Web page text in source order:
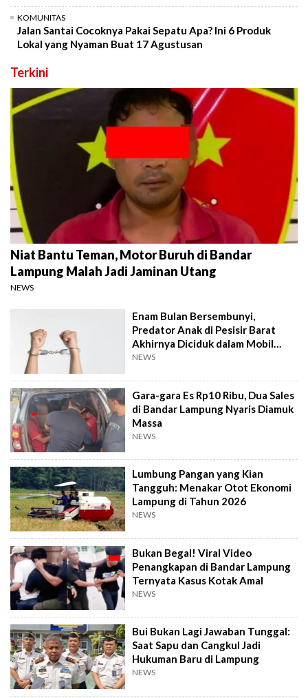
KOMUNITAS
Jalan Santai Cocoknya Pakai Sepatu Apa? Ini 6 Produk
Lokal yang Nyaman Buat 17 Agustusan
Terkini
Niat Bantu Teman, Motor Buruh di Bandar
Lampung Malah Jadi Jaminan Utang
NEWS
Enam Bulan Bersembunyi,
Predator Anak di Pesisir Barat
Akhirnya Diciduk dalam Mobil
Travel
NEWS
Gara-gara Es Rp10 Ribu, Dua Sales
di Bandar Lampung Nyaris Diamuk
Massa
NEWS
Lumbung Pangan yang Kian
Tangguh: Menakar Otot Ekonomi
Lampung di Tahun 2026
NEWS
Bukan Begal! Viral Video
Penangkapan di Bandar Lampung
Ternyata Kasus Kotak Amal
NEWS
Bui Bukan Lagi Jawaban Tunggal:
Saat Sapu dan Cangkul Jadi
Hukuman Baru di Lampung
NEWS